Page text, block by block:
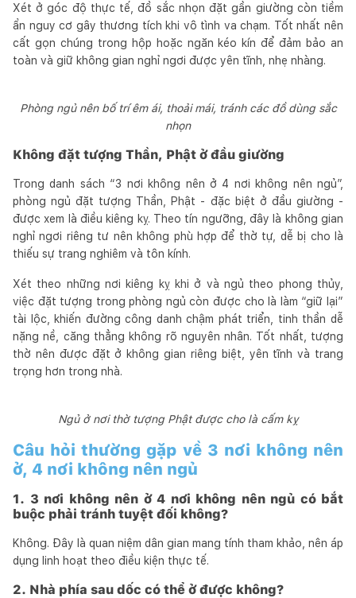
Xét ở góc độ thực tế, đồ sắc nhọn đặt gần giường còn tiềm
ẩn nguy cơ gây thương tích khi vô tình va chạm. Tốt nhất nên
cất gọn chúng trong hộp hoặc ngăn kéo kín để đảm bảo an
toàn và giữ không gian nghỉ ngơi được yên tĩnh, nhẹ nhàng.
Phòng ngủ nên bố trí êm ái, thoải mái, tránh các đồ dùng sắc
nhọn
Không đặt tượng Thần, Phật ở đầu giường
Trong danh sách “3 nơi không nên ở 4 nơi không nên ngủ”,
phòng ngủ đặt tượng Thần, Phật - đặc biệt ở đầu giường -
được xem là điều kiêng kỵ. Theo tín ngưỡng, đây là không gian
nghỉ ngơi riêng tư nên không phù hợp để thờ tự, dễ bị cho là
thiếu sự trang nghiêm và tôn kính.
Xét theo những nơi kiêng kỵ khi ở và ngủ theo phong thủy,
việc đặt tượng trong phòng ngủ còn được cho là làm “giữ lại”
tài lộc, khiến đường công danh chậm phát triển, tinh thần dễ
nặng nề, căng thẳng không rõ nguyên nhân. Tốt nhất, tượng
thờ nên được đặt ở không gian riêng biệt, yên tĩnh và trang
trọng hơn trong nhà.
Ngủ ở nơi thờ tượng Phật được cho là cấm kỵ
Câu hỏi thường gặp về 3 nơi không nên
ở, 4 nơi không nên ngủ
1. 3 nơi không nên ở 4 nơi không nên ngủ có bắt
buộc phải tránh tuyệt đối không?
Không. Đây là quan niệm dân gian mang tính tham khảo, nên áp
dụng linh hoạt theo điều kiện thực tế.
2. Nhà phía sau dốc có thể ở được không?